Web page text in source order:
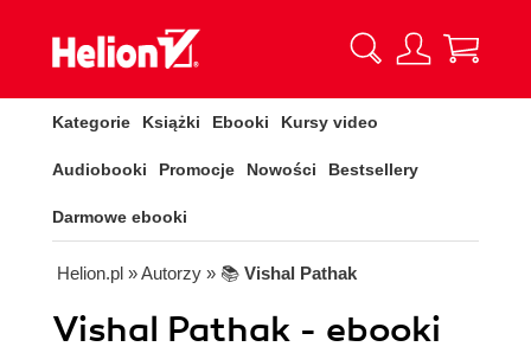
Kategorie Książki Ebooki Kursy video
Audiobooki Promocje Nowości Bestsellery
Darmowe ebooki
Helion.pl » Autorzy » 📚 Vishal Pathak
Vishal Pathak - ebooki